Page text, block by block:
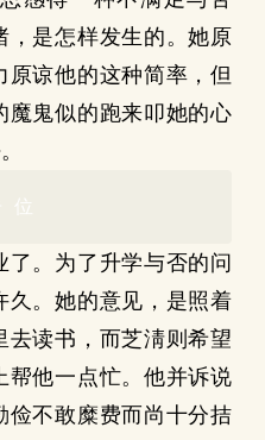
，是怎样发生的。她原
谅他的这种简率，但
魔鬼似的跑来叩她的心
位
。为了升学与否的问
久。她的意见，是照着
去读书，而芝淸则希望
帮他一点忙。他并诉说
俭不敢糜费而尚十分拮